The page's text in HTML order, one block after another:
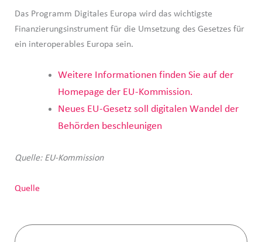
Das Programm Digitales Europa wird das wichtigste
Finanzierungsinstrument für die Umsetzung des Gesetzes für
ein interoperables Europa sein.
Weitere Informationen finden Sie auf der
Homepage der EU-Kommission.
Neues EU-Gesetz soll digitalen Wandel der
Behörden beschleunigen
Quelle: EU-Kommission
Quelle